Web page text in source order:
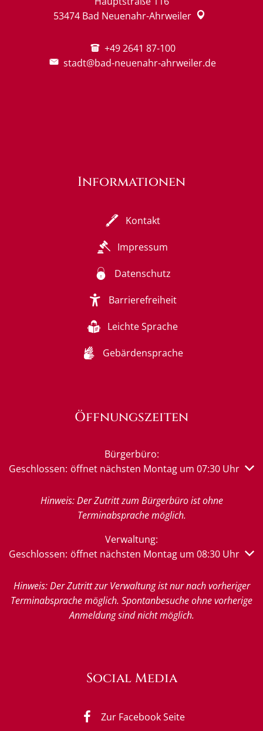
53474 Bad Neuenahr-Ahrweiler
+49 2641 87-100
stadt@bad-neuenahr-ahrweiler.de
Informationen
Kontakt
Impressum
Datenschutz
Barrierefreiheit
Leichte Sprache
Gebärdensprache
Öffnungszeiten
Bürgerbüro:
Klicken, um weitere Öffnungs- oder Schließzeiten
Geschlossen: öffnet nächsten Montag um 07:30 Uhr
Hinweis: Der Zutritt zum Bürgerbüro ist ohne
Terminabsprache möglich.
Verwaltung:
Klicken, um weitere Öffnungs- oder Schließzeiten
Geschlossen: öffnet nächsten Montag um 08:30 Uhr
Hinweis: Der Zutritt zur Verwaltung ist nur nach vorheriger
Terminabsprache möglich. Spontanbesuche ohne vorherige
Anmeldung sind nicht möglich.
Social Media
Zur Facebook Seite